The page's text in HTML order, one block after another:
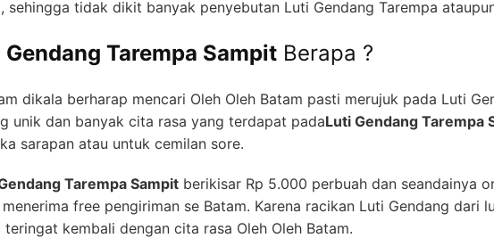
kwatir, kami akan konsisten memberikan kabar bagaimana membuat
yang sudah disuwir kecil.